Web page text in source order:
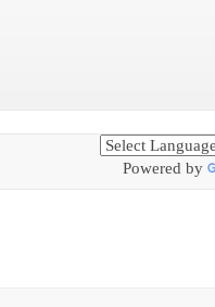
Powered by